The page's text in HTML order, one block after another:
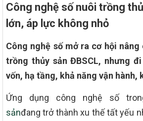
Công nghệ số nuôi trồng
lớn, áp lực không nhỏ
Công nghệ số mở ra cơ hội
trồng thủy sản ĐBSCL, nhưng
vốn, hạ tầng, khả năng vận hành,
Ứng dụng công nghệ số
sảnđang trở thành xu thế tất yếu